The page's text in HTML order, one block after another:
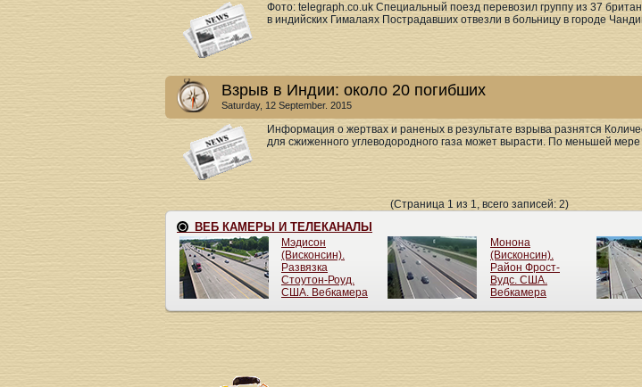
Фото: telegraph.co.uk Специальный поезд перевозил группу из 37
в индийских Гималаях Пострадавших отвезли в больницу в городе
Взрыв в Индии: около 20 погибших
Saturday, 12 September. 2015
Информация о жертвах и раненых в результате взрыва разнятся
для сжиженного углеводородного газа может вырасти. По меньшей мере
(Страница 1 из 1, всего записей: 2)